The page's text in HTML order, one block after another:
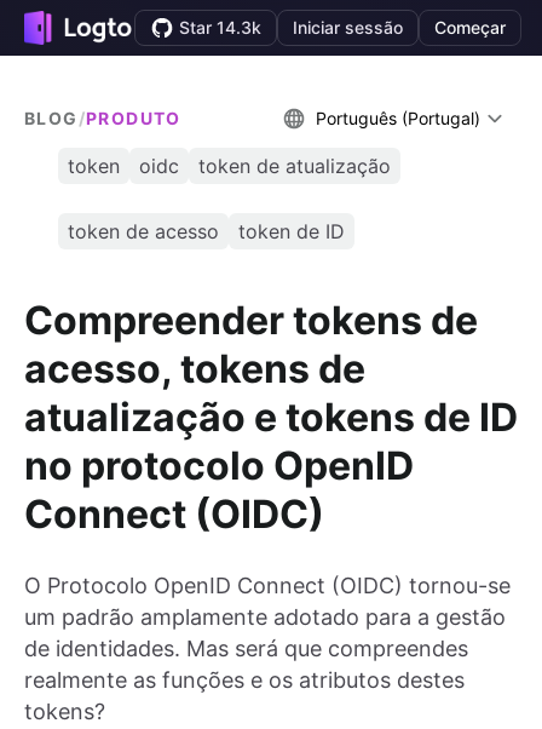
Star 14.3k Iniciar sessão Começar
BLOG /PRODUTO Português (Portugal)
token oidc token de atualização
token de acesso token de ID
Compreender tokens de
acesso, tokens de
atualização e tokens de ID
no protocolo OpenID
Connect (OIDC)
O Protocolo OpenID Connect (OIDC) tornou-se
um padrão amplamente adotado para a gestão
de identidades. Mas será que compreendes
realmente as funções e os atributos destes
tokens?